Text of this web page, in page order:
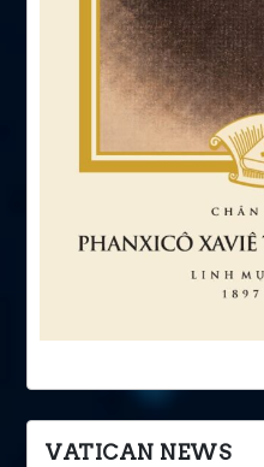
VATICAN NEWS